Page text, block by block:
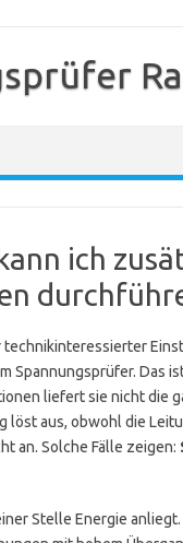
ich
Spannungsprüfer. Das
liefert sie nicht die
löst aus, obwohl die
an. Solche Fälle zeigen:
Stelle Energie